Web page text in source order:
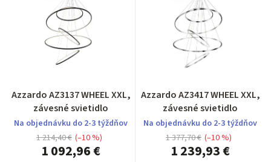
Azzardo AZ3137 WHEEL XXL,
závesné svietidlo
Na objednávku do 2-3 týždňov
1 092,96 €
1 214,40 € (–10 %)
Azzardo AZ3417 WHEEL XXL,
závesné svietidlo
Na objednávku do 2-3 týždňov
1 239,93 €
1 377,70 € (–10 %)